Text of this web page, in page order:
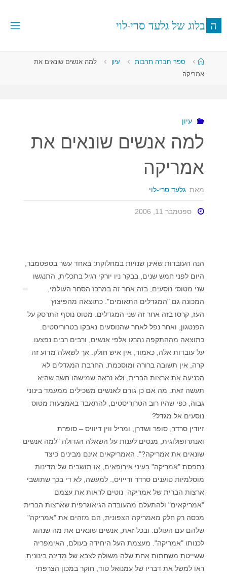
לתוכן
ה בלוג של גלעד סרי-לוי
עמוד
ראשי
ספר חברה תרבות עיון
למה אנשים שונאים את
אמריקה
עיון
למה אנשים שונאים את
אמריקה
מאת גלעד סרי-לוי
ספטמבר 11, 2006
הנה העובדות שאינן שנויות במחלוקת: באחד עשר בספטמבר,
היום לפני חמש שנים, בבקר ניו יורקי רגיל בתכלית, התנגשו
שני מטוסי נוסעים, בזה אחר זה במרכז הסחר העולמי,
המכונה גם "המגדלים התאומים". כתוצאה מהפיצוץ
העז, קרסו בזה אחר זה שני המגדלים. מטוס נוסף התרסק על
הפנטגון, ואחר נפל לאחר שהנוסעים נאבקו בטרוריסטים.
כתוצאה מההתקפה נהרגו אלפי אנשים, ורבים רבים נפצעו.
על עובדות אלה, כאמור, אין איש חולק. אך לשאלה מדוע זה
קרה, אין תשובה ברורה ומוסכמת. החרבת המגדלים לא
הכניעה את ארצות הברית, ולא נראה שמישהו חשב שהיא
תעשה זאת. מה אם כן גורם לאנשים משכילים ממעמד בינוני
גבוה, כפי שהיו רוב הטרוריסטים, להתאבד באמצעות מטוס
נוסעים אל מגדל?
זיודין סרדר, סופר ושדרן, ומריל ווין דיוויס – סופרת
ואנתרופולוגית, מנסים לענות על השאלה הגדולה "למה אנשים
שונאים את אמריקה?". האמריקאים אינם מבינים כיצד
נתפסת "אמריקה" בעיני אירופאים, או תושבים של מדינות
מוסלמיות טוענים סרדר ודייויס,. למעשה, לא די בכך שתושבי
ארצות הברית של אמריקה נוטים לראות את עצמם
"אמריקאים" ולהתעלם מהעובדה הגיאוגרפית שארצות הברית
מכסה רק חלק מאמריקה הצפונית, הם מזהים את "אמריקה"
שלהם עם העולם. ובכל זאת, אנשים שונאים את מה שנהוג
לכנותו "אמריקה". מעצמת העל היחידה בעולם, האימפריה
ששייטת משחתות אחת שלה משולה לצבא של מדינה בינונית.
ראו למשל את דבריו של עמנואל טוד, חוקר במכון הצרפתי